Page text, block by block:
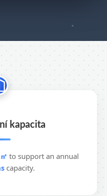
kapacita
to support an annual
capacity.